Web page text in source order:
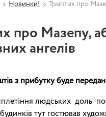
Новинки! Триптих про
про Мазепу,
ангелів
з прибутку буде
людських доль
тут гостював